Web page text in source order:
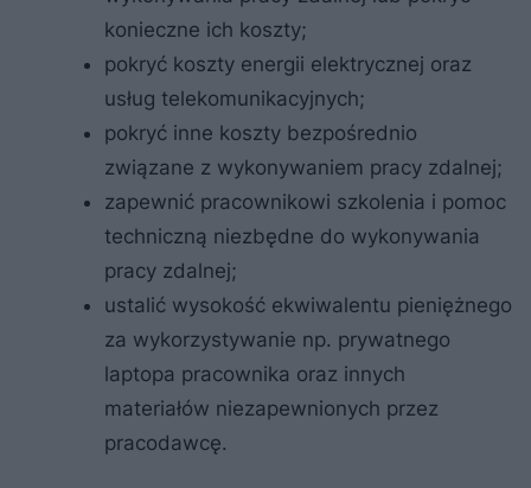
konieczne ich koszty;
pokryć koszty energii elektrycznej oraz
usług telekomunikacyjnych;
pokryć inne koszty bezpośrednio
związane z wykonywaniem pracy zdalnej;
zapewnić pracownikowi szkolenia i pomoc
techniczną niezbędne do wykonywania
pracy zdalnej;
ustalić wysokość ekwiwalentu pieniężnego
za wykorzystywanie np. prywatnego
laptopa pracownika oraz innych
materiałów niezapewnionych przez
pracodawcę.